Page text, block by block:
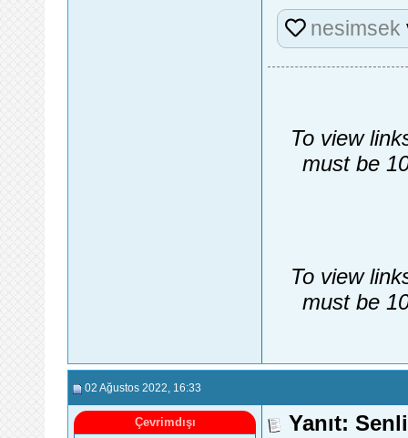
nesimsek
To view
must be
To view
must be
02 Ağustos 2022 , 16:33
Çevrimdışı Yanıt: